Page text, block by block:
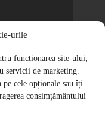
urile
funcționarea site-ului,
servicii de marketing.
cele opționale sau îți
consimțământului